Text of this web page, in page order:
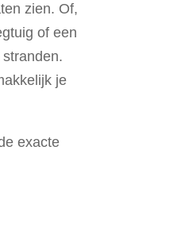
zien. Of,
of een
je
exacte